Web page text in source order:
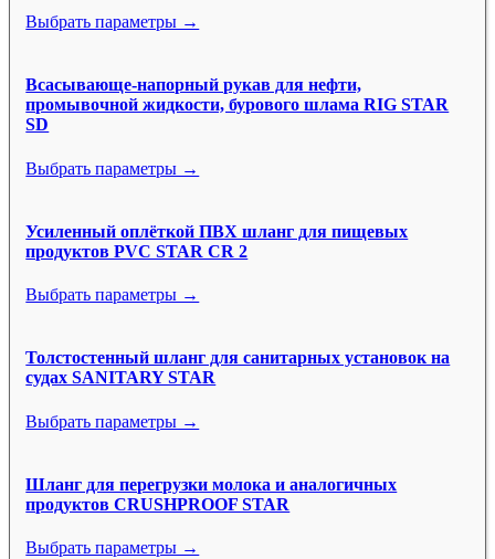
Выбрать параметры →
Всасывающе-напорный рукав для нефти,
промывочной жидкости, бурового шлама RIG STAR
SD
Выбрать параметры →
Усиленный оплёткой ПВХ шланг для пищевых
продуктов PVC STAR CR 2
Выбрать параметры →
Толстостенный шланг для санитарных установок на
судах SANITARY STAR
Выбрать параметры →
Шланг для перегрузки молока и аналогичных
продуктов CRUSHPROOF STAR
Выбрать параметры →